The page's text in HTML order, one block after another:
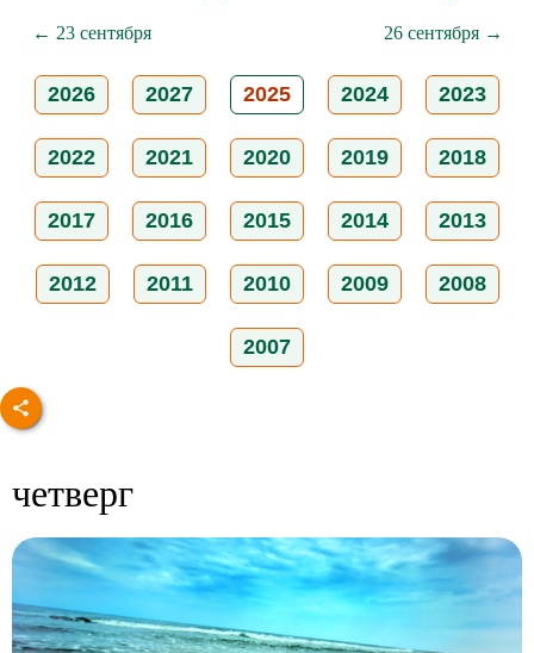
← 23 сентября 26 сентября →
2026 2027 2025 2024 2023
2022 2021 2020 2019 2018
2017 2016 2015 2014 2013
2012 2011 2010 2009 2008
2007
четверг